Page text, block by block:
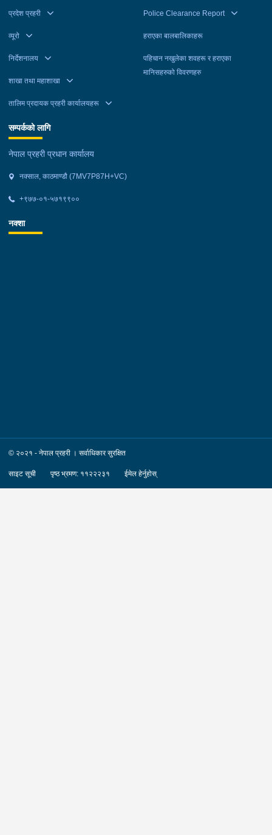
प्रदेश प्रहरी
व्यूरो
निर्देशनालय
शाखा तथा महाशाखा
तालिम प्रदायक प्रहरी कार्यालयहरू
Police Clearance Report
हराएका बालबालिकाहरू
पहिचान नखुलेका शवहरू र हराएका
मानिसहरुको विवरणहरु
सम्पर्कको लागि
नेपाल प्रहरी प्रधान कार्यालय
नक्साल, काठमाण्डौ (7MV7P87H+VC)
+९७७-०१-५७१९९००
नक्शा
© २०२१ - नेपाल प्रहरी । सर्वाधिकार सुरक्षित
साइट सूची पृष्ठ भ्रमण: ११२२२३१ ईमेल हेर्नुहोस्